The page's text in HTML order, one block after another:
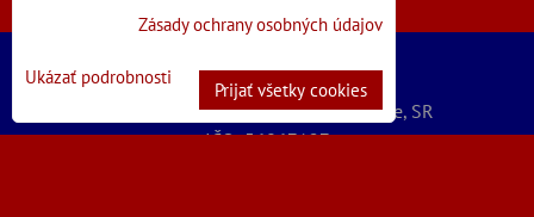
Mikuláš Polievka - ZooBest
Severná 5789/32, 07101 Michalovce, SR
IČO: 56067127
Zásady ochrany osobných údajov
Ukázať podrobnosti
Prijať všetky cookies